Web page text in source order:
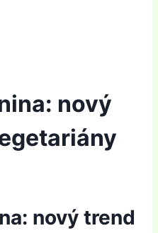
nový
nový trend